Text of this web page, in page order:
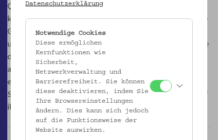
Queere Geschichte ist keine Selbstverständlichkeit. In
keinem pädagogischen Lehrplan ist es vorgesehen, dass die
Geschichte sexueller Minderheiten und trans Personen
unterrichtet wird. Dabei ist die Kenntnis über die Geschichte
derer, die ähnlichen Unterdrückungserfahrungen
ausgesetzt waren und für ihre Rechte gekämpft haben,
essenziell für ein politisches und historisches
Selbstverständnis - queere Menschen haben ein Anrecht auf
ihre Geschichte.
Datenschutzerklärung
Notwendige Cookies
Diese ermöglichen
Kernfunktionen wie
Sicherheit,
Netzwerkverwaltung und
Barrierefreiheit. Sie können
diese deaktivieren, indem Sie
Ihre Browsereinstellungen
ändern. Dies kann sich jedoch
auf die Funktionsweise der
Website auswirken.